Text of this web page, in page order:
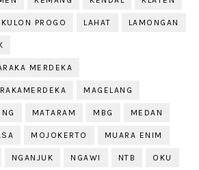
KULON PROGO LAHAT LAMONGAN
MERDEKA
MAGELANG
MATARAM MBG MEDAN
MOJOKERTO MUARA ENIM
NGANJUK NGAWI NTB OKU